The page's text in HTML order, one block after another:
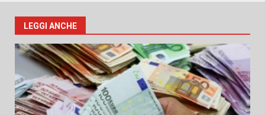
LEGGI ANCHE